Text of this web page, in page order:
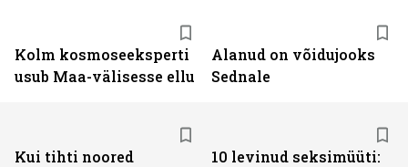
Kolm kosmoseeksperti
usub Maa-välisesse ellu
Alanud on võidujooks
Sednale
Kui tihti noored
10 levinud seksimüüti: